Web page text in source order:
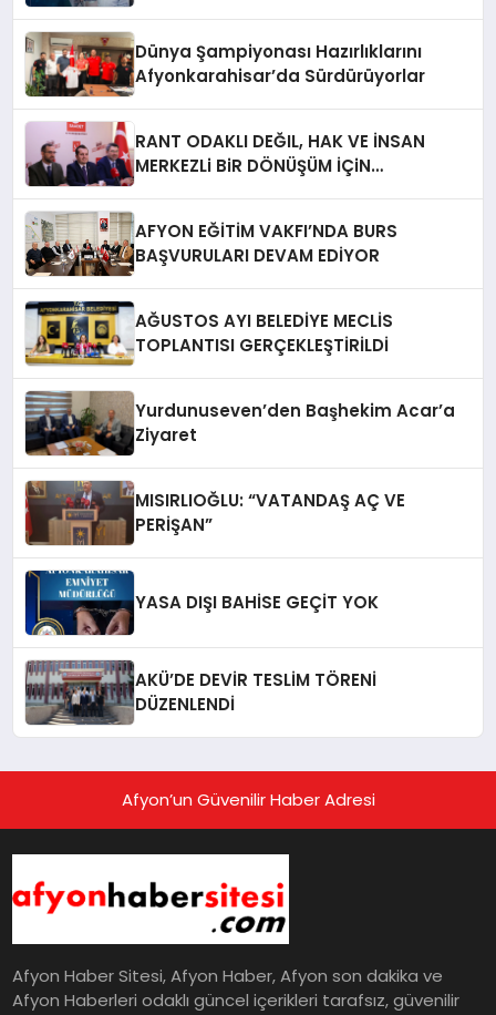
Dünya Şampiyonası Hazırlıklarını
Afyonkarahisar’da Sürdürüyorlar
RANT ODAKLI DEĞIL, HAK VE İNSAN
MERKEZLi BiR DÖNÜŞÜM İÇiN
AFYON EĞİTİM VAKFI’NDA BURS
BAŞVURULARI DEVAM EDİYOR
AĞUSTOS AYI BELEDİYE MECLİS
TOPLANTISI GERÇEKLEŞTİRİLDİ
Yurdunuseven’den Başhekim Acar’a
Ziyaret
MISIRLIOĞLU: “VATANDAŞ AÇ VE
PERİŞAN”
YASA DIŞI BAHİSE GEÇİT YOK
AKÜ’DE DEVİR TESLİM TÖRENİ
DÜZENLENDİ
Afyon’un Güvenilir Haber Adresi
Afyon Haber Sitesi, Afyon Haber, Afyon son dakika ve
Afyon Haberleri odaklı güncel içerikleri tarafsız, güvenilir